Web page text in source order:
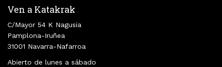
Ven a Katakrak
C/Mayor 54 K Nagusia
Pamplona-Iruñea
31001 Navarra-Nafarroa
Abierto de lunes a sábado